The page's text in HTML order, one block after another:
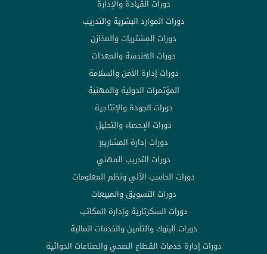
دورات القيادة والإدارة
دورات الموارد البشرية والتدريب
دورات المشتريات والمخازن
دورات الهندسة والمعدات
دورات إدارة الأمن والسلامة
المؤتمرات الدولية والمهنية
دورات الجودة والإنتاجية
دورات الإحصاء والتحليل
دورات إدارة المشاريع
دورات التدريب المهني
دورات الحاسب الآلي ونظم المعلومات
دورات التسويق والمبيعات
دورات السكرتارية وإدارة المكاتب
دورات البنوك والتأمين والخدمات المالية
دورات إدارة خدمات القطاع الصحي والصناعات الدوائية